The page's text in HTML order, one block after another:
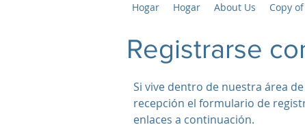
Hogar Hogar About Us Copy
Registrarse
Si vive dentro de nuestra área
recepción el formulario de
enlaces a continuación.